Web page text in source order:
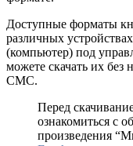
Доступные форматы
различных
(компьютер) под
можете скачать их без
СМС.
Перед
ознакомиться с
произведения